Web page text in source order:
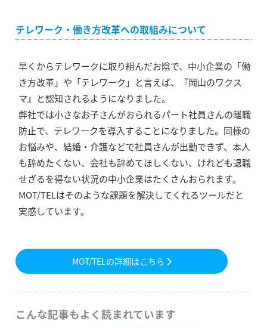
テレワーク・働き方改革への取組みについて
早くからテレワークに取り組んだお陰で、中小企業の「働
き方改革」や「テレワーク」と言えば、『岡山のワクス
マ』と認知されるようになりました。
弊社では小さなお子さんがおられるパート社員さんの離職
防止で、テレワークを導入することになりました。同様の
お悩みや、結婚・介護などで社員さんが出勤できず、本人
も辞めたくない、会社も辞めてほしくない、けれども退職
せざるを得ない状況の中小企業はたくさんおられます。
MOT/TELはそのような課題を解決してくれるツールだと
実感しています。
MOT/TELの詳細はこちら
こんな記事もよく読まれています